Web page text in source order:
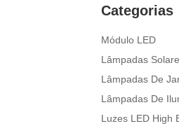
Categorias
Módulo LED
Lâmpadas
Lâmpadas De
Lâmpadas De
Luzes LED High